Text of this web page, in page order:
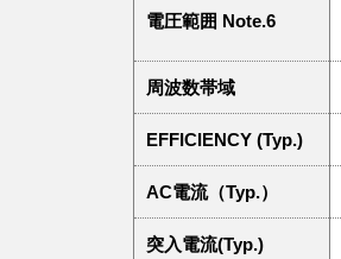
電圧範囲 Note.6
周波数帯域
EFFICIENCY (Typ.)
AC電流（Typ.）
突入電流(Typ.)